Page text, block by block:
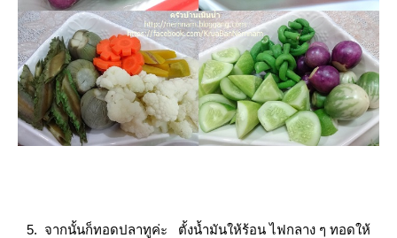
5. จากนั้นก็ทอดปลาทูค่ะ ตั้งน้ำมันให้ร้อน ไฟกลาง ๆ ทอดให้